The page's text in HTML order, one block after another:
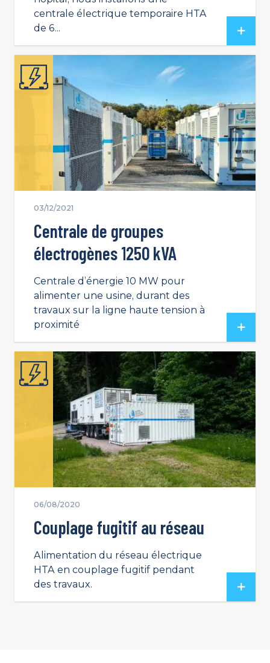
centrale électrique temporaire HTA
de 6...
03/12/2021
Centrale de groupes
électrogènes 1250 kVA
Centrale d’énergie 10 MW pour
alimenter une usine, durant des
travaux sur la ligne haute tension à
proximité
06/08/2020
Couplage fugitif au réseau
Alimentation du réseau électrique
HTA en couplage fugitif pendant
des travaux.